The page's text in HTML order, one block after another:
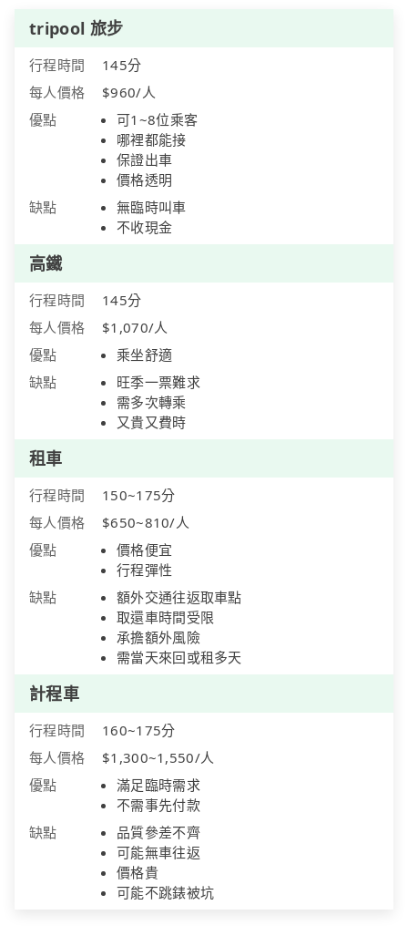
tripool 旅步
行程時間
145分
每人價格
$960/人
優點
可1~8位乘客
哪裡都能接
保證出車
價格透明
缺點
無臨時叫車
不收現金
高鐵
行程時間
145分
每人價格
$1,070/人
優點
乘坐舒適
缺點
旺季一票難求
需多次轉乘
又貴又費時
租車
行程時間
150~175分
每人價格
$650~810/人
優點
價格便宜
行程彈性
缺點
額外交通往返取車點
取還車時間受限
承擔額外風險
需當天來回或租多天
計程車
行程時間
160~175分
每人價格
$1,300~1,550/人
優點
滿足臨時需求
不需事先付款
缺點
品質參差不齊
可能無車往返
價格貴
可能不跳錶被坑